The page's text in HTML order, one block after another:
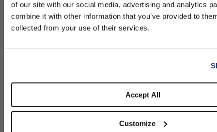
of our site with our social media, advertising and analytics
combine it with other information that you’ve provided to
collected from your use of their services.
Accept All
Customize
PLEASE CHOOSE YOUR COUNTRY
switch to the correct store?
Nouvelle-
Zélande
8 32 $
Non
Pays-Bas 3 10 €
Portugal 6 10 €
63 $